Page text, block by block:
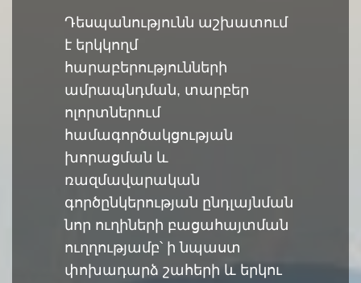
Դեսպանությունն աշխատում
է երկկողմ
հարաբերությունների
ամրապնդման, տարբեր
ոլորտներում
համագործակցության
խորացման և
ռազմավարական
գործընկերության ընդլայնման
նոր ուղիների բացահայտման
ուղղությամբ՝ ի նպաստ
փոխադարձ շահերի և երկու